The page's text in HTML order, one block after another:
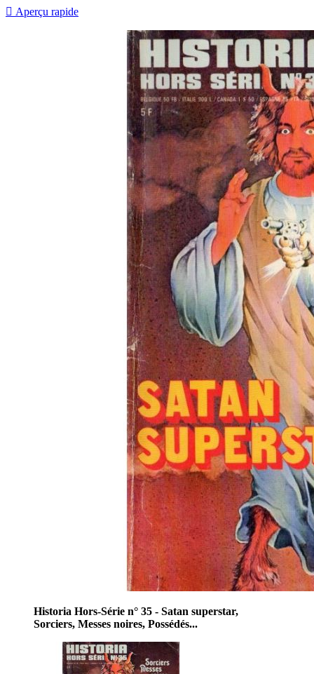
 Aperçu rapide
Historia Hors-Série n° 35 - Satan superstar,
Sorciers, Messes noires, Possédés...